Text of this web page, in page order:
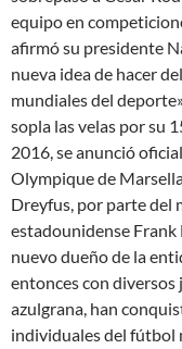
equipo en
afirmó su presidente
nueva idea de hacer
mundiales del
sopla las velas por su
2016, se anunció
Olympique de
Dreyfus, por parte del
estadounidense
nuevo dueño de la
entonces con
azulgrana, han
individuales del fútbol